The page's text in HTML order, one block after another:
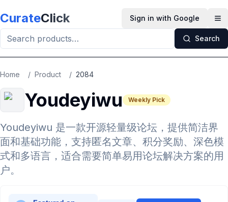
CurateClick Sign in with Google
Search
Home / Product / 2084
Youdeyiwu Weekly Pick
Youdeyiwu 是一款开源轻量级论坛，提供简洁界
面和基础功能，支持匿名文章、积分奖励、深色模
式和多语言，适合需要简单易用论坛解决方案的用
户。